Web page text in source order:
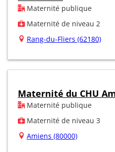
Maternité publique
Maternité de niveau 2
Rang-du-Fliers (62180)
Maternité du CHU
Maternité publique
Maternité de niveau 3
Amiens (80000)